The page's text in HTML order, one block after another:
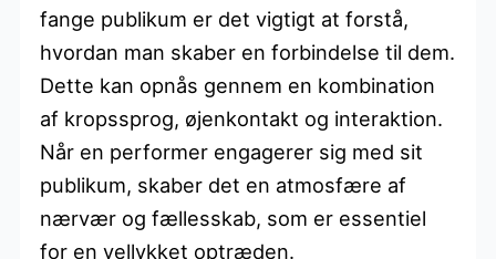
fange publikum er det vigtigt at forstå,
hvordan man skaber en forbindelse til dem.
Dette kan opnås gennem en kombination
af kropssprog, øjenkontakt og interaktion.
Når en performer engagerer sig med sit
publikum, skaber det en atmosfære af
nærvær og fællesskab, som er essentiel
for en vellykket optræden.